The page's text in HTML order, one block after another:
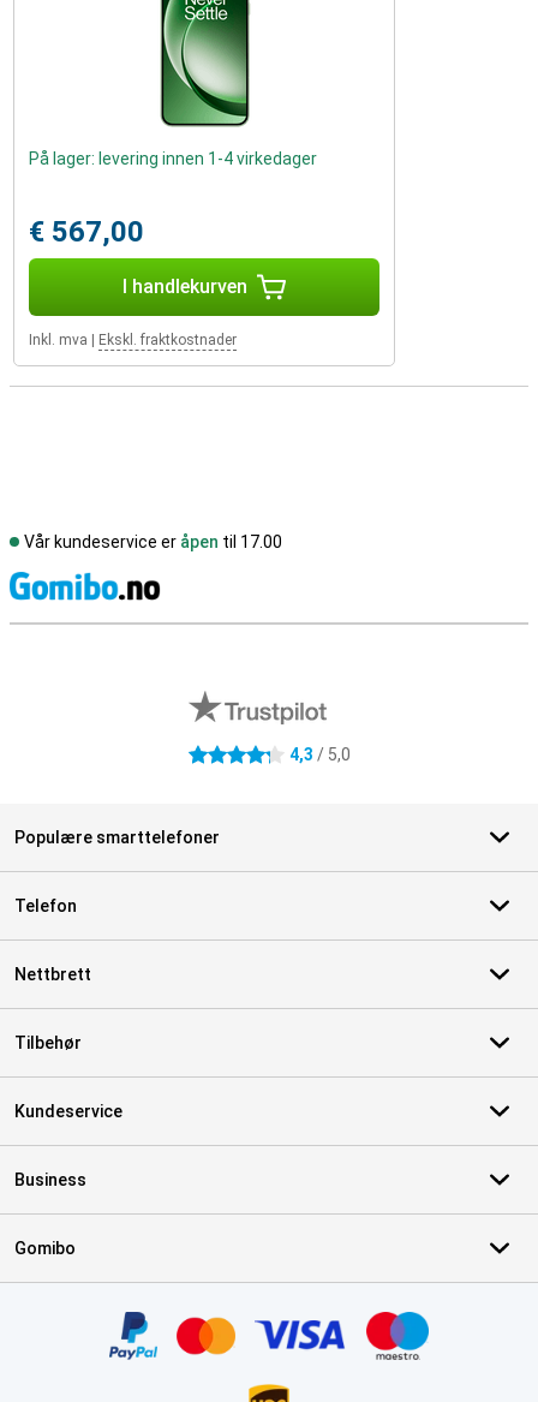
På lager: levering innen 1-4 virkedager
€ 567,00
I handlekurven
Inkl. mva Ekskl. fraktkostnader
Vår kundeservice er åpen til 17.00
4.3 stjerner 4,3 / 5,0
Populære smarttelefoner
Telefon
Nettbrett
Tilbehør
Kundeservice
Business
Gomibo